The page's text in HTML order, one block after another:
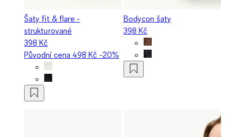
Šaty fit & flare -
strukturované
398 Kč
Původní cena 498 Kč -20%
Bodycon šaty
398 Kč